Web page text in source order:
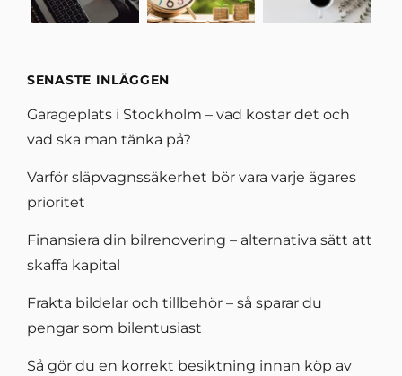
SENASTE INLÄGGEN
Garageplats i Stockholm – vad kostar det och
vad ska man tänka på?
Varför släpvagnssäkerhet bör vara varje ägares
prioritet
Finansiera din bilrenovering – alternativa sätt att
skaffa kapital
Frakta bildelar och tillbehör – så sparar du
pengar som bilentusiast
Så gör du en korrekt besiktning innan köp av